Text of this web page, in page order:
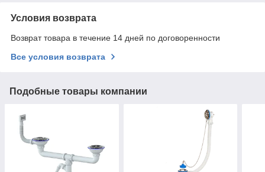
Условия возврата
Возврат товара в течение 14 дней по договоренности
Все условия возврата
Подобные товары компании